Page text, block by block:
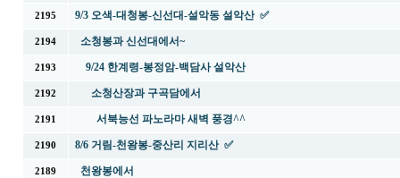
2195 9/3 오색-대청봉-신선대-설악동 설악산 ✅
2194 소청봉과 신선대에서~
2193 9/24 한계령-봉정암-백담사 설악산
2192 소청산장과 구곡담에서
2191 서북능선 파노라마 새벽 풍경^^
2190 8/6 거림-천왕봉-중산리 지리산 ✅
2189 천왕봉에서